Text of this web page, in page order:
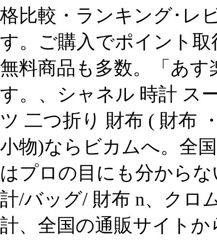
格比較・ランキング･レ
す。ご購入でポイント
無料商品も多数。「あ
す。、シャネル 時計 ス
ツ 二つ折り 財布 ( 財布
小物)ならビカムへ。全
はプロの目にも分から
計/バッグ/ 財布 n、クロ
計、全国の通販サイトか